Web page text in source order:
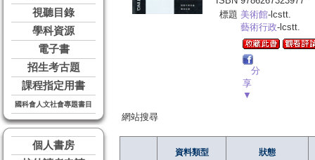
視聽目錄
學科資源
電子書
招生考古題
課程指定用書
國科會人文社會專題書目
個人書房
標題 美術館-lcstt.
藝術行政-lcstt.
分
享
▼
網站搜尋
資料類型 狀態